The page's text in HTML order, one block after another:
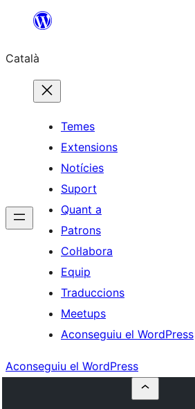
contingut
Català
Temes
Extensions
Notícies
Suport
Quant a
Patrons
Col·labora
Equip
Traduccions
Meetups
Aconseguiu el WordPress
Aconseguiu el WordPress